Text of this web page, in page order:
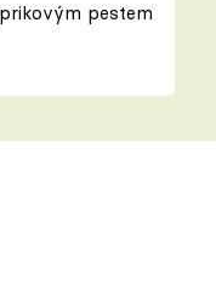
pestem